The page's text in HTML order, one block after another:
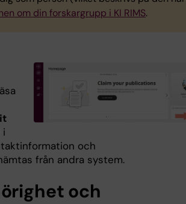
om din forskargrupp i KI RIMS.
i
och
från andra system.
och